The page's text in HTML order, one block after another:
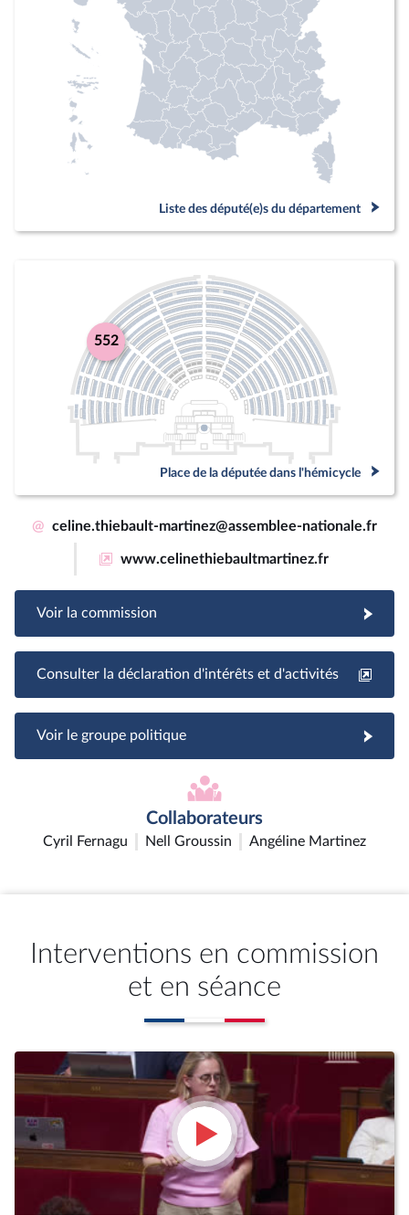
Liste des député(e)s du département
552
Place de la députée dans l'hémicycle
@ celine.thiebault-martinez@assemblee-nationale.fr
www.celinethiebaultmartinez.fr
Voir la commission
Consulter la déclaration d'intérêts et d'activités
Voir le groupe politique
Collaborateurs
Cyril Fernagu Nell Groussin Angéline Martinez
Interventions en commission
et en séance